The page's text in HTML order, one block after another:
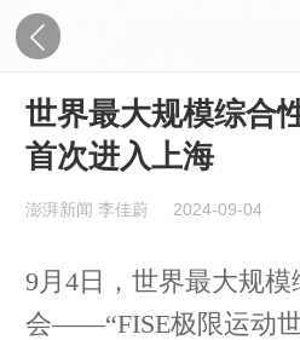
世界最大规模综合
首次进入上海
澎湃新闻 李佳蔚 2024-09-04
9月4日，世界最大规
会——“FISE极限运动